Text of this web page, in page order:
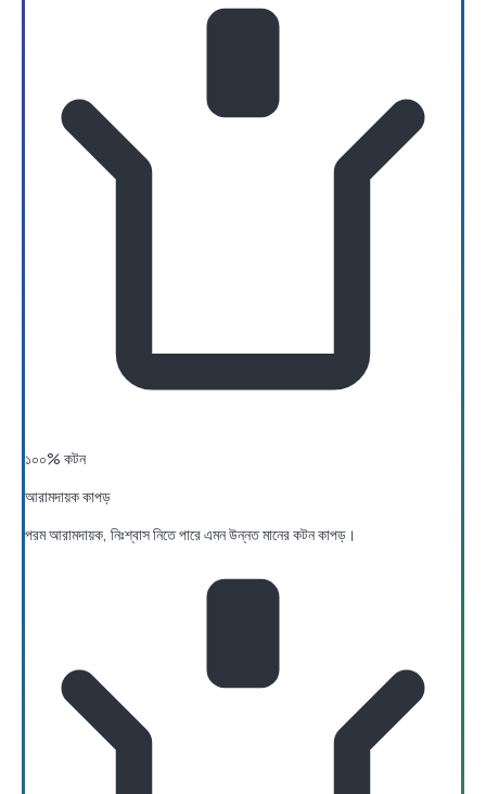
১০০% কটন
আরামদায়ক কাপড়
পরম আরামদায়ক, নিঃশ্বাস নিতে পারে এমন উন্নত মানের কটন কাপড়।